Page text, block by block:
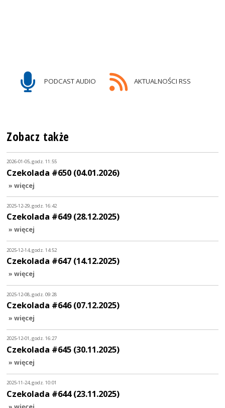
PODCAST AUDIO AKTUALNOŚCI RSS
Zobacz także
2026-01-05, godz. 11:55
Czekolada #650 (04.01.2026)
» więcej
2025-12-29, godz. 16:42
Czekolada #649 (28.12.2025)
» więcej
2025-12-14, godz. 14:52
Czekolada #647 (14.12.2025)
» więcej
2025-12-08, godz. 09:28
Czekolada #646 (07.12.2025)
» więcej
2025-12-01, godz. 16:27
Czekolada #645 (30.11.2025)
» więcej
2025-11-24, godz. 10:01
Czekolada #644 (23.11.2025)